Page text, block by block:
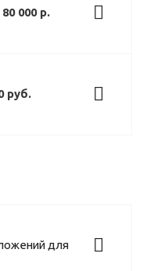
000 р.
руб.
для